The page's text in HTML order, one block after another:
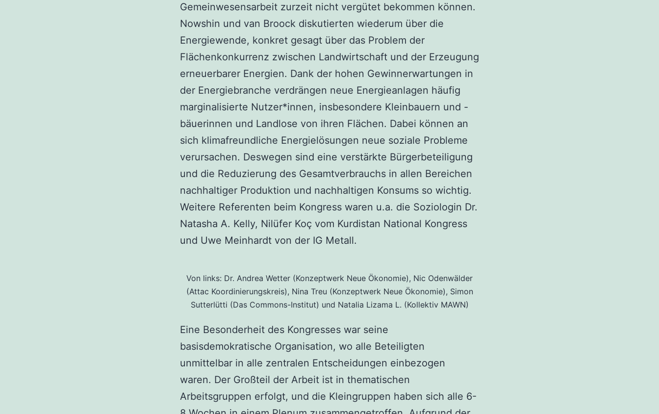
Gemeinwesensarbeit zurzeit nicht vergütet bekommen können.
Nowshin und van Broock diskutierten wiederum über die
Energiewende, konkret gesagt über das Problem der
Flächenkonkurrenz zwischen Landwirtschaft und der Erzeugung
erneuerbarer Energien. Dank der hohen Gewinnerwartungen in
der Energiebranche verdrängen neue Energieanlagen häufig
marginalisierte Nutzer*innen, insbesondere Kleinbauern und -
bäuerinnen und Landlose von ihren Flächen. Dabei können an
sich klimafreundliche Energielösungen neue soziale Probleme
verursachen. Deswegen sind eine verstärkte Bürgerbeteiligung
und die Reduzierung des Gesamtverbrauchs in allen Bereichen
nachhaltiger Produktion und nachhaltigen Konsums so wichtig.
Weitere Referenten beim Kongress waren u.a. die Soziologin Dr.
Natasha A. Kelly, Nilüfer Koç vom Kurdistan National Kongress
und Uwe Meinhardt von der IG Metall.
Von links: Dr. Andrea Wetter (Konzeptwerk Neue Ökonomie), Nic Odenwälder
(Attac Koordinierungskreis), Nina Treu (Konzeptwerk Neue Ökonomie), Simon
Sutterlütti (Das Commons-Institut) und Natalia Lizama L. (Kollektiv MAWN)
Eine Besonderheit des Kongresses war seine
basisdemokratische Organisation, wo alle Beteiligten
unmittelbar in alle zentralen Entscheidungen einbezogen
waren. Der Großteil der Arbeit ist in thematischen
Arbeitsgruppen erfolgt, und die Kleingruppen haben sich alle 6-